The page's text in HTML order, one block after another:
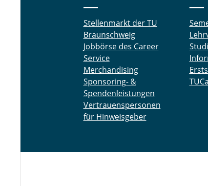
Stellenmarkt der TU
Braunschweig
Jobbörse des Career
Service
Merchandising
Sponsoring- &
Spendenleistungen
Vertrauenspersonen
für Hinweisgeber